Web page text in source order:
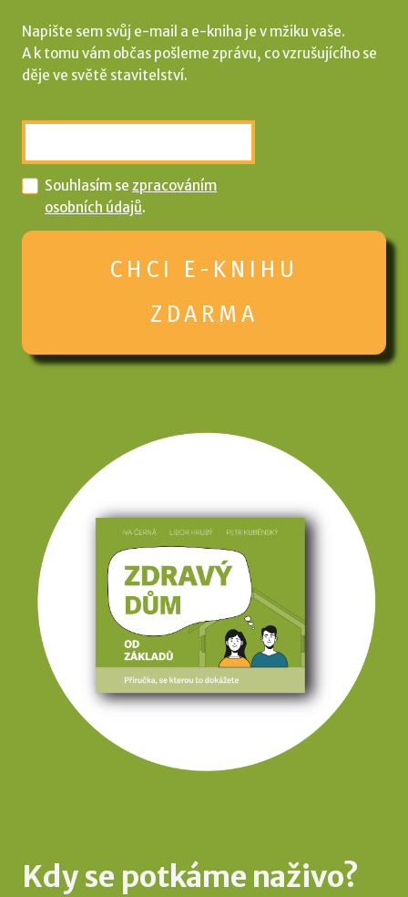
Napište sem svůj e-mail a e-kniha je v mžiku vaše.
A k tomu vám občas pošleme zprávu, co vzrušujícího se
děje ve světě stavitelství.
E-
Souhlasím se zpracováním
osobních údajů.
CHCI E-KNIHU
ZDARMA
Kdy se potkáme naživo?